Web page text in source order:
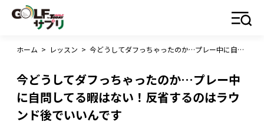
ホーム > レッスン > 今どうしてダフっちゃったのか…プレー中に自問してる暇はない！反省するのはラウンド後でいいんです
今どうしてダフっちゃったのか…プレー中
に自問してる暇はない！反省するのはラウ
ンド後でいいんです